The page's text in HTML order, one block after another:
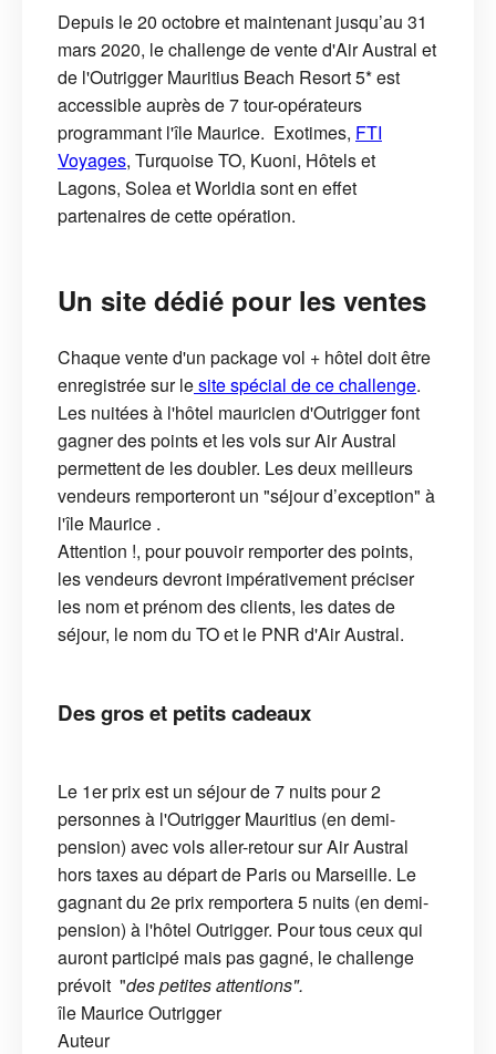
Depuis le 20 octobre et maintenant jusqu’au 31
mars 2020, le challenge de vente d'Air Austral et
de l'Outrigger Mauritius Beach Resort 5* est
accessible auprès de 7 tour-opérateurs
programmant l'île Maurice. Exotimes, FTI
Voyages, Turquoise TO, Kuoni, Hôtels et
Lagons, Solea et Worldia sont en effet
partenaires de cette opération.
Un site dédié pour les ventes
Chaque vente d'un package vol + hôtel doit être
enregistrée sur lesite spécial de ce challenge.
Les nuitées à l'hôtel mauricien d'Outrigger font
gagner des points et les vols sur Air Austral
permettent de les doubler. Les deux meilleurs
vendeurs remporteront un "séjour d’exception" à
l'île Maurice .
Attention !, pour pouvoir remporter des points,
les vendeurs devront impérativement préciser
les nom et prénom des clients, les dates de
séjour, le nom du TO et le PNR d'Air Austral.
Des gros et petits cadeaux
Le 1er prix est un séjour de 7 nuits pour 2
personnes à l'Outrigger Mauritius (en demi-
pension) avec vols aller-retour sur Air Austral
hors taxes au départ de Paris ou Marseille. Le
gagnant du 2e prix remportera 5 nuits (en demi-
pension) à l'hôtel Outrigger. Pour tous ceux qui
auront participé mais pas gagné, le challenge
prévoit "des petites attentions".
île MauriceOutrigger
Auteur